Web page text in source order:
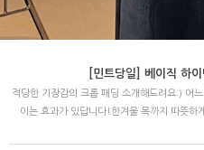
[민트당일] 베이직 하
적당한 기장감의 크롭 패딩 소개해드려요:) 어
이는 효과가 있답니다!한겨울 목까지 따뜻